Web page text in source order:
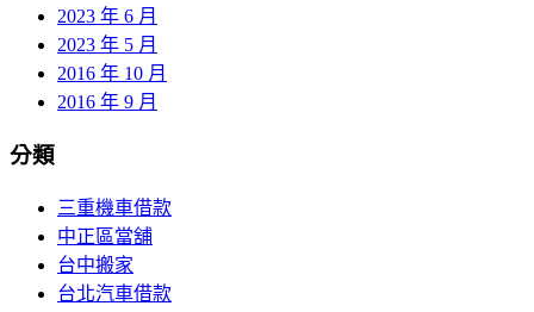
2023 年 6 月
2023 年 5 月
2016 年 10 月
2016 年 9 月
分類
三重機車借款
中正區當舖
台中搬家
台北汽車借款